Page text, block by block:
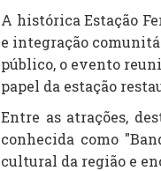
A histórica Estação
e integração
público, o evento
papel da estação
Entre as atrações,
conhecida como
cultural da região e